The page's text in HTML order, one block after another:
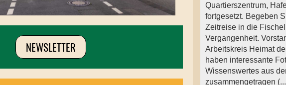
NEWSLETTER
Quartierszentrum,
fortgesetzt. Begeben
Zeitreise in die
Vergangenheit.
Arbeitskreis Heimat
haben interessante
Wissenswertes aus
zusammengetragen